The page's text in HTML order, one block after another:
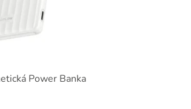
Power Banka